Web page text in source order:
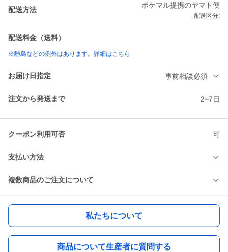
配送方法
ポケマル提携のヤマト便
配送区分:
配送料金（送料）
※離島などの例外はあります。詳細はこちら
お届け日指定 事前相談必須
注文から発送まで 2~7日
クーポン利用可否 可
支払い方法
複数商品のご注文について
私たちについて
商品について生産者に質問する